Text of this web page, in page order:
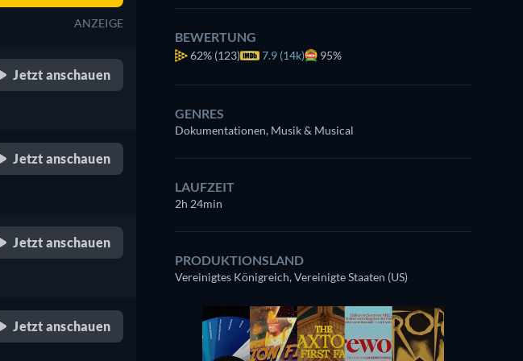
ANZEIGE
Jetzt anschauen
Jetzt anschauen
Jetzt anschauen
Jetzt anschauen
BEWERTUNG
62% (123) 7.9 (14k) 95%
GENRES
Dokumentationen, Musik & Musical
LAUFZEIT
2h 24min
PRODUKTIONSLAND
Vereinigtes Königreich, Vereinigte Staaten (US)